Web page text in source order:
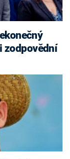
zodpovědní